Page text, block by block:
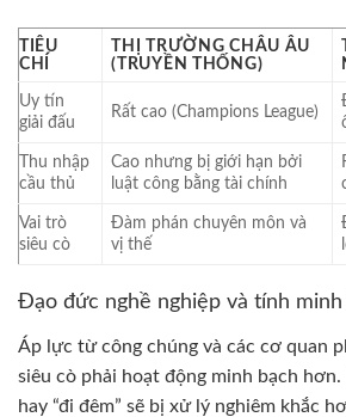
TIÊU
CHÍ
THỊ TRƯỜNG CHÂU ÂU
(TRUYỀN THỐNG)
Uy tín
giải đấu
Rất cao (Champions League)
Thu nhập
cầu thủ
Cao nhưng bị giới hạn bởi
luật công bằng tài chính
Vai trò
siêu cò
Đàm phán chuyên môn và
vị thế
Đạo đức nghề nghiệp và tính minh
Áp lực từ công chúng và các cơ quan
siêu cò phải hoạt động minh bạch
hay “đi đêm” sẽ bị xử lý nghiêm khắc